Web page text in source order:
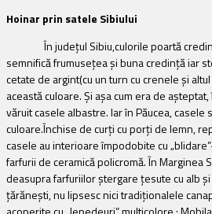
Hoinar prin satele Sibiului
În judeţul Sibiu,culorile poartă
semnifică frumuseţea şi buna credinţă iar
cetate de argint(cu un turn cu crenele şi
această culoare. Şi aşa cum era de
văruit casele albastre. Iar în Păucea, casele
culoare.Închise de curţi cu porţi de lemn,
casele au interioare împodobite cu
farfurii de ceramică policromă. În Marginea
deasupra farfuriilor ştergare ţesute cu alb
ţărăneşti, nu lipsesc nici tradiţionalele